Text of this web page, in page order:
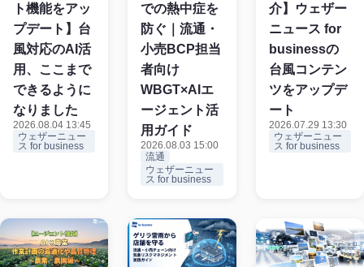
ト機能をアッ
プデート】台
風対応のAI活
用、ここまで
できるように
なりました
2026.08.04 13:45
ウェザーニュー
ス for business
での熱中症を
防ぐ｜流通・
小売BCP担当
者向け
WBGT×AIエ
ージェント活
用ガイド
2026.08.03 15:00
流通
ウェザーニュー
ス for business
介】ウェザー
ニュース for
businessの
台風コンテン
ツをアップデ
ート
2026.07.29 13:30
ウェザーニュー
ス for business